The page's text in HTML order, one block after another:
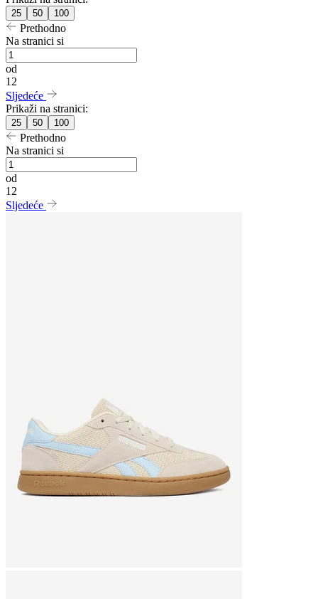
25 50 100
Prethodno
Na stranici si
od
12
Sljedeće
Prikaži na stranici:
25 50 100
Prethodno
Na stranici si
od
12
Sljedeće